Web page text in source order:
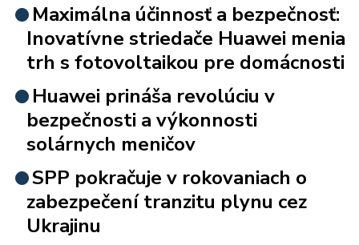
Maximálna účinnosť a bezpečnosť:
Inovatívne striedače Huawei menia
trh s fotovoltaikou pre domácnosti
Huawei prináša revolúciu v
bezpečnosti a výkonnosti
solárnych meničov
SPP pokračuje v rokovaniach o
zabezpečení tranzitu plynu cez
Ukrajinu